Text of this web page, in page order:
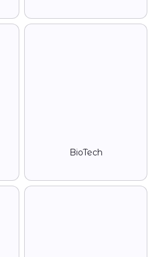
BioTech